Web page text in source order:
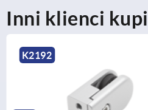
Inni klienci
K2539